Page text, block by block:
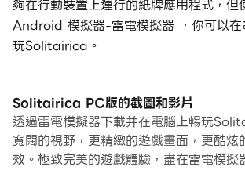
夠在行動裝置上運行的紙牌應用程式，但
Android 模擬器-雷電模擬器 ，你可以在
玩Solitairica。
在電腦上運行Solitairica，您可以在大螢
而用滑鼠和鍵盤操控應用程式比用觸摸屏
時你將永遠不必擔心設備的電量問題。
通過多開和同步功能，你甚至可以在PC上
Solitairica PC版的截圖和影片
透過雷電模擬器下載并在電腦上暢玩
寬闊的視野，更精緻的遊戲畫面，更酷炫
效。極致完美的遊戲體驗，盡在雷電模擬